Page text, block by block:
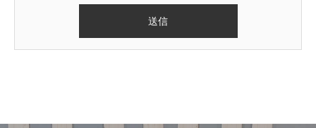
当社は、お客さまの個人情報を正確かつ最新
の状態に保ち、個人情報への不正アクセス・